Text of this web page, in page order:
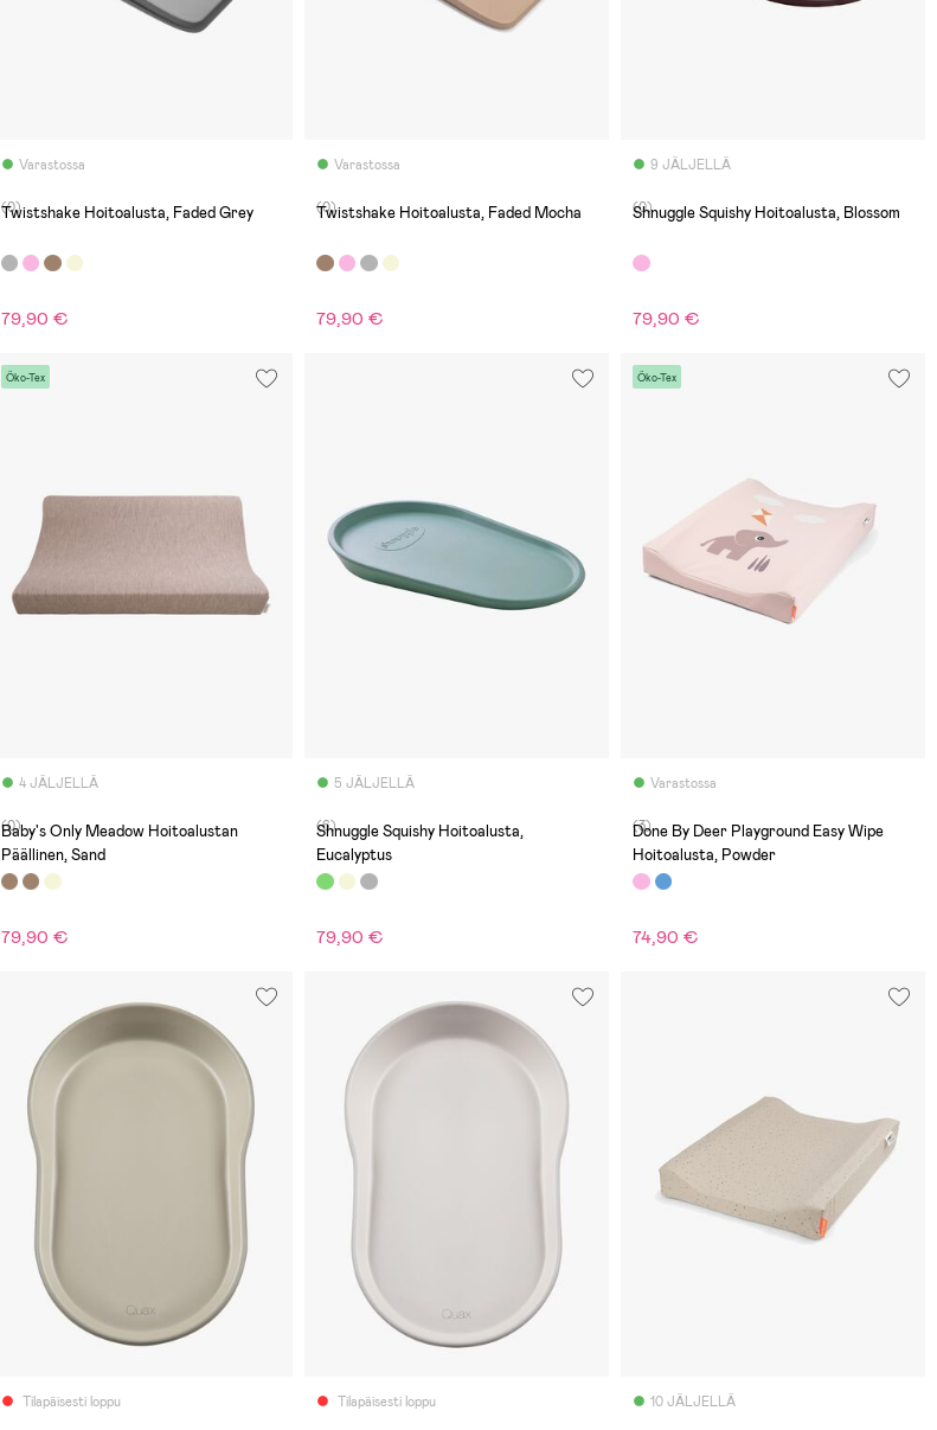
Varastossa
(0)
Twistshake Hoitoalusta, Faded Grey
79,90 €
Varastossa
(0)
Twistshake Hoitoalusta, Faded Mocha
79,90 €
9 JÄLJELLÄ
(0)
Shnuggle Squishy Hoitoalusta, Blossom
79,90 €
Öko-Tex
4 JÄLJELLÄ
(0)
Baby's Only Meadow Hoitoalustan
Päällinen, Sand
79,90 €
5 JÄLJELLÄ
(6)
Shnuggle Squishy Hoitoalusta,
Eucalyptus
79,90 €
Öko-Tex
Varastossa
(3)
Done By Deer Playground Easy Wipe
Hoitoalusta, Powder
74,90 €
Tilapäisesti loppu Tilapäisesti loppu 10 JÄLJELLÄ